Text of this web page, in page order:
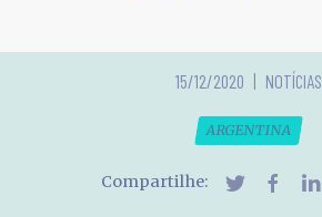
15/12/2020 NOTÍCIAS
ARGENTINA
Compartilhe: